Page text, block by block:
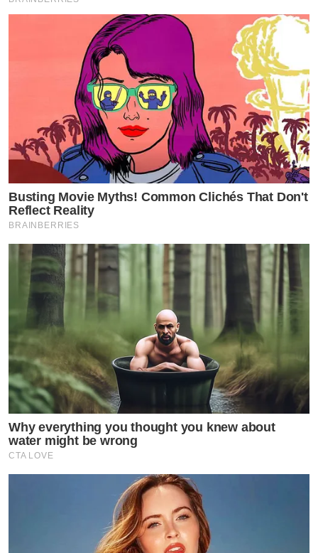
Busting Movie Myths! Common Clichés That Don't
Reflect Reality
BRAINBERRIES
Why everything you thought you knew about
water might be wrong
CTA LOVE